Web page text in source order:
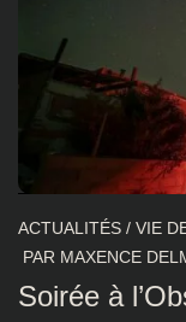
ACTUALITÉS / VIE
PAR MAXENCE
Soirée à